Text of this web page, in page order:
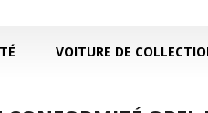
VOITURE DE